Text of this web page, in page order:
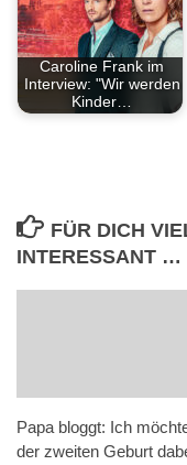
Caroline Frank im
Interview: "Wir werden
Kinder…
FÜR DICH
INTERESSANT …
Papa bloggt: Ich
der zweiten Geburt